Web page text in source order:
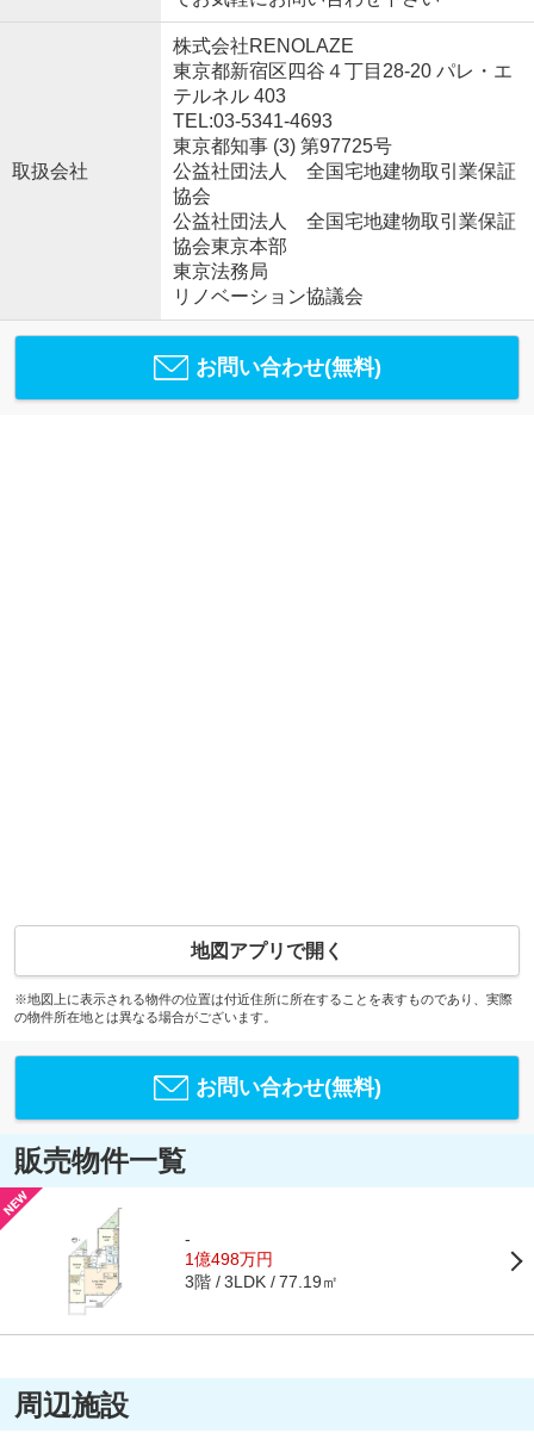
取扱会社
株式会社RENOLAZE
東京都新宿区四谷４丁目28-20 パレ・エ
テルネル 403
TEL:03-5341-4693
東京都知事 (3) 第97725号
公益社団法人 全国宅地建物取引業保証
協会
公益社団法人 全国宅地建物取引業保証
協会東京本部
東京法務局
リノベーション協議会
お問い合わせ(無料)
地図アプリで開く
※地図上に表示される物件の位置は付近住所に所在することを表すものであり、実際
の物件所在地とは異なる場合がございます。
お問い合わせ(無料)
販売物件一覧
-
1億498万円
3階 3LDK 77.19㎡
周辺施設